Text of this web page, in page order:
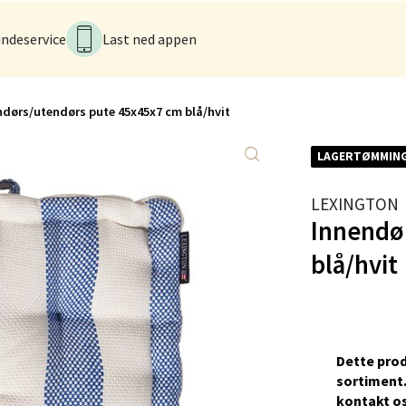
Last ned appen
utendørs pute 45x45x7 cm blå/hvit
LEXINGTON
blå/hvit
Dette
kontakt
- CC Gjøvik
10-21
- Gulskogen
Senter, 3048 Drammen
10-21